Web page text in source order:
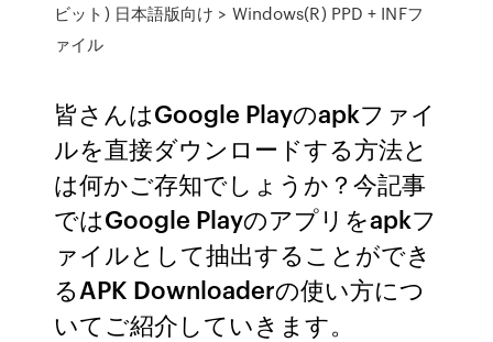
ビット) 日本語版向け > Windows(R) PPD + INFフ
ァイル
皆さんはGoogle Playのapkファイ
ルを直接ダウンロードする方法と
は何かご存知でしょうか？今記事
ではGoogle Playのアプリをapkフ
ァイルとして抽出することができ
るAPK Downloaderの使い方につ
いてご紹介していきます。